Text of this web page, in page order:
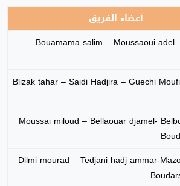
أعضاء الفريق
Bouamama salim – Moussaoui adel
Blizak tahar – Saidi Hadjira – Guechi
Moussai miloud – Bellaouar djamel-
Dilmi mourad – Tedjani hadj ammar-
–